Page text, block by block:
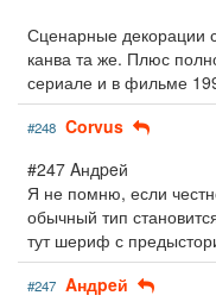
Сценарные декорации
канва та же. Плюс
сериале и в фильме
#248 Corvus
#247 Aндpeй
Я не помню, если
обычный тип
тут шериф с
#247 Aндpeй